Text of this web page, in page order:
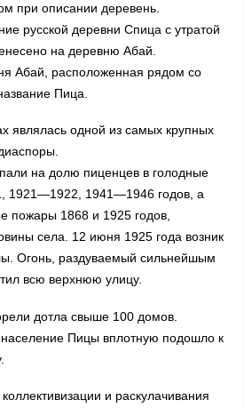
при описании деревень.
русской деревни Спица с утратой
на деревню Абай.
Абай, расположенная рядом со
Пица.
являлась одной из самых крупных
на долю пиценцев в голодные
1921—1922, 1941—1946 годов, а
пожары 1868 и 1925 годов,
села. 12 июня 1925 года возник
Огонь, раздуваемый сильнейшым
всю верхнюю улицу.
дотла свыше 100 домов.
население Пицы вплотную подошло к
и раскулачивания